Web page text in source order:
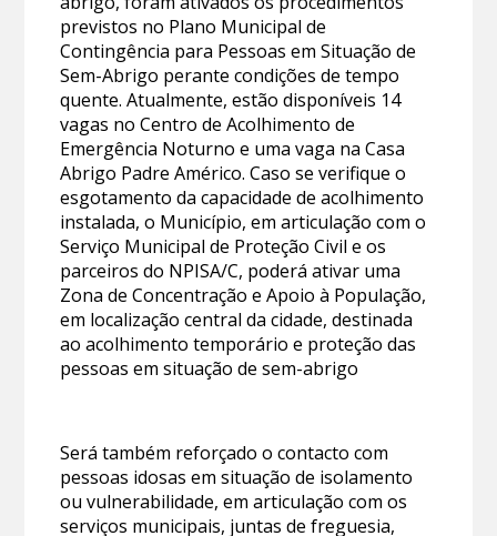
previstos no Plano Municipal de
Contingência para Pessoas em Situação de
Sem-Abrigo perante condições de tempo
quente. Atualmente, estão disponíveis 14
vagas no Centro de Acolhimento de
Emergência Noturno e uma vaga na Casa
Abrigo Padre Américo. Caso se verifique o
esgotamento da capacidade de acolhimento
instalada, o Município, em articulação com o
Serviço Municipal de Proteção Civil e os
parceiros do NPISA/C, poderá ativar uma
Zona de Concentração e Apoio à População,
em localização central da cidade, destinada
ao acolhimento temporário e proteção das
pessoas em situação de sem-abrigo
Será também reforçado o contacto com
pessoas idosas em situação de isolamento
ou vulnerabilidade, em articulação com os
serviços municipais, juntas de freguesia,